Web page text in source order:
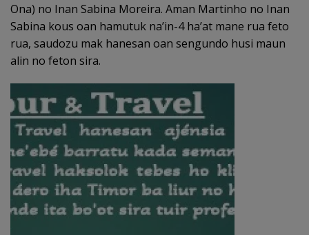
Ona) no Inan Sabina Moreira. Aman Martinho no Inan
Sabina kous oan hamutuk na’in-4 ha’at mane rua feto
rua, saudozu mak hanesan oan sengundo husi maun
alin no feton sira.